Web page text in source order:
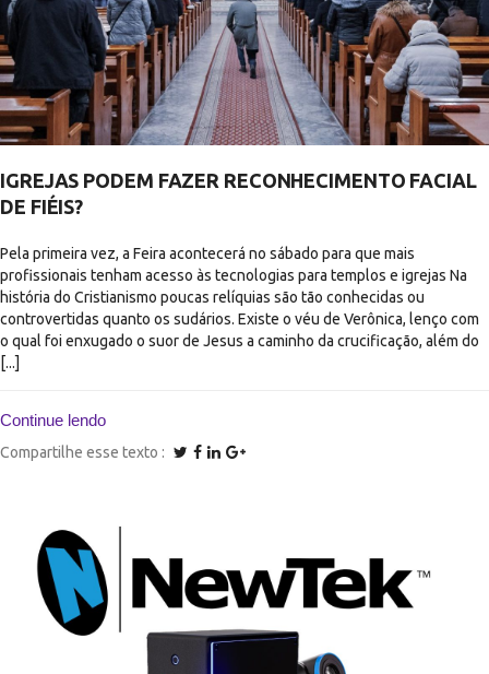
IGREJAS PODEM FAZER RECONHECIMENTO FACIAL
DE FIÉIS?
Pela primeira vez, a Feira acontecerá no sábado para que mais
profissionais tenham acesso às tecnologias para templos e igrejas Na
história do Cristianismo poucas relíquias são tão conhecidas ou
controvertidas quanto os sudários. Existe o véu de Verônica, lenço com
o qual foi enxugado o suor de Jesus a caminho da crucificação, além do
[...]
Continue lendo
Compartilhe esse texto